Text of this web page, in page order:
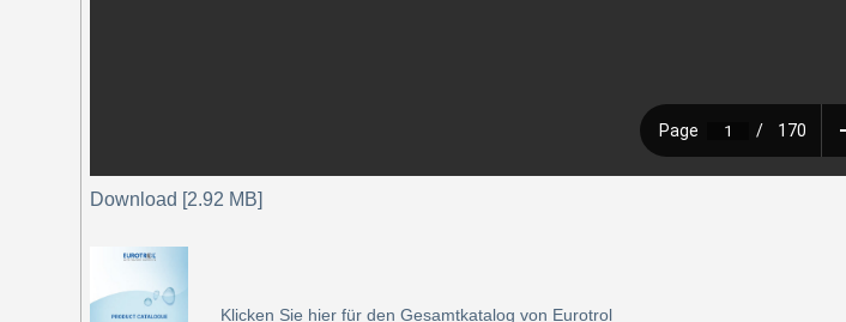
Download [2.92 MB]
Klicken Sie hier für den Gesamtkatalog von Eurotrol